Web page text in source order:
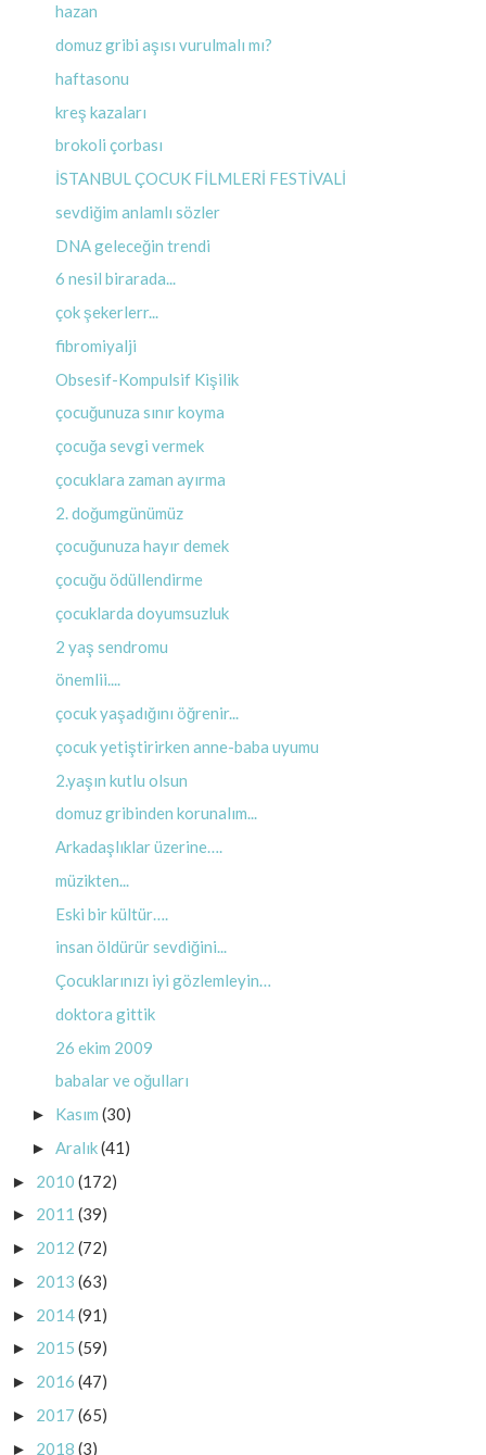
hazan
domuz gribi aşısı vurulmalı mı?
haftasonu
kreş kazaları
brokoli çorbası
İSTANBUL ÇOCUK FİLMLERİ FESTİVALİ
sevdiğim anlamlı sözler
DNA geleceğin trendi
6 nesil birarada...
çok şekerlerr...
fibromiyalji
Obsesif-Kompulsif Kişilik
çocuğunuza sınır koyma
çocuğa sevgi vermek
çocuklara zaman ayırma
2. doğumgünümüz
çocuğunuza hayır demek
çocuğu ödüllendirme
çocuklarda doyumsuzluk
2 yaş sendromu
önemlii....
çocuk yaşadığını öğrenir...
çocuk yetiştirirken anne-baba uyumu
2.yaşın kutlu olsun
domuz gribinden korunalım...
Arkadaşlıklar üzerine….
müzikten...
Eski bir kültür….
insan öldürür sevdiğini...
Çocuklarınızı iyi gözlemleyin…
doktora gittik
26 ekim 2009
babalar ve oğulları
► Kasım (30)
► Aralık(41)
► 2010 (172)
► 2011 (39)
► 2012 (72)
► 2013 (63)
► 2014(91)
► 2015 (59)
► 2016 (47)
► 2017 (65)
► 2018 (3)